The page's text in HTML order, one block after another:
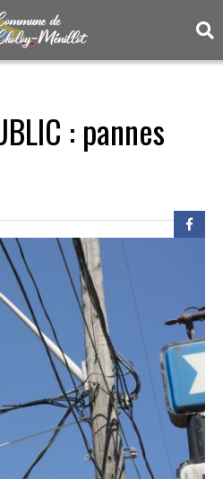
: pannes